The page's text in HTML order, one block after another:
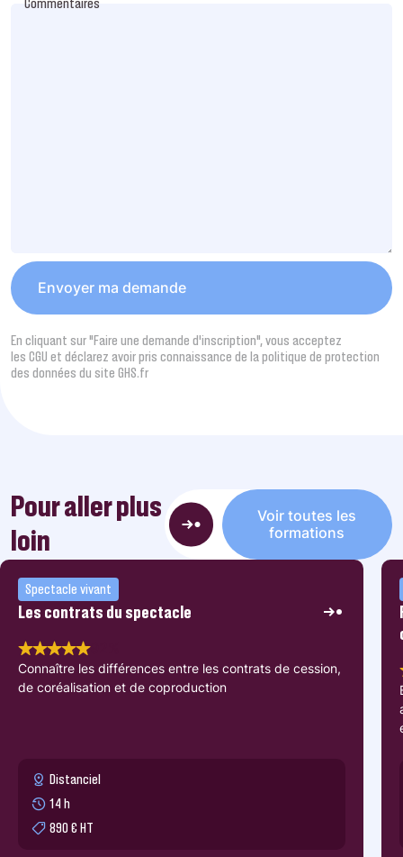
En cliquant sur "Faire une demande d’inscription", vous acceptez
les CGU et déclarez avoir pris connaissance de la politique de protection
des données du site GHS.fr
Pour aller plus
loin
Voir toutes les
formations
Spectacle vivant
Les contrats du spectacle
92%
Connaître les différences entre les contrats de cession,
de coréalisation et de coproduction
Distanciel
14 h
890 € HT